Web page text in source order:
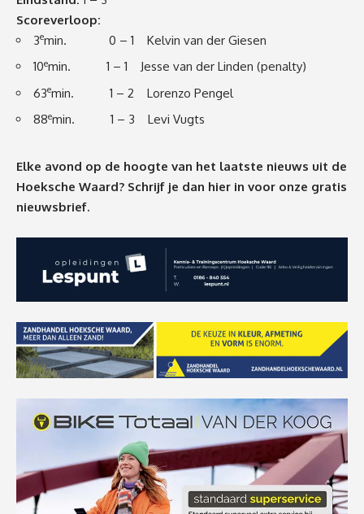
Scoreverloop:
3emin. 0 – 1 Kelvin van der Giesen
10emin. 1 – 1 Jesse van der Linden (penalty)
63emin. 1 – 2 Lorenzo Pengel
88emin. 1 – 3 Levi Vugts
Elke avond op de hoogte van het laatste nieuws uit de
Hoeksche Waard? Schrijf je dan hier in voor onze gratis
nieuwsbrief.